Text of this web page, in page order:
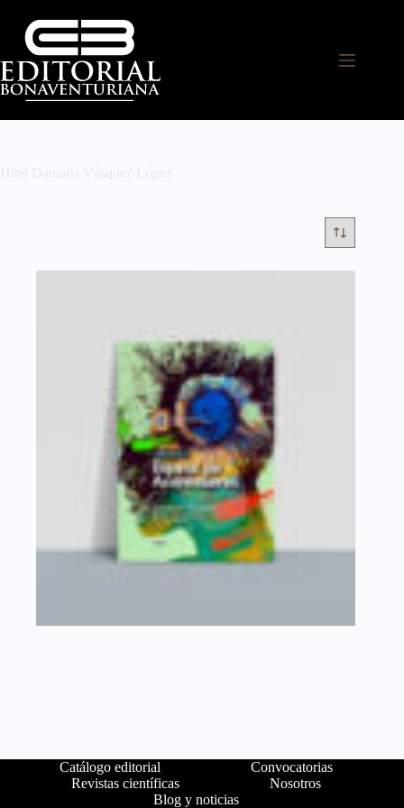
Hitel Damaris Vásquez López
Catálogo editorial
Convocatorias
Revistas científicas
Nosotros
Blog y noticias